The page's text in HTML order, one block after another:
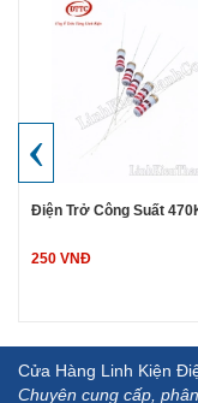
Điện Trở Công Suất
250 VNĐ
‹
Cửa Hàng Linh Kiện
Chuyên cung cấp,